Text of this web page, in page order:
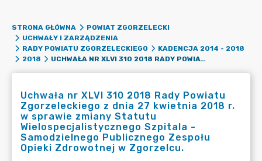
STRONA GŁÓWNA
POWIAT ZGORZELECKI
UCHWAŁY I ZARZĄDZENIA
RADY POWIATU ZGORZELECKIEGO
KADENCJA 2014 - 2018
2018
UCHWAŁA NR XLVI 310 2018 RADY POWIATU ZGORZELECKIEGO Z DNIA 27 KWIETNIA 2018 R. W SPRAWIE ZMIANY STATUTU WIELOSPECJALISTYCZNEGO SZPITALA - SAMODZIELNEGO PUBLICZNEGO ZESPOŁU OPIEKI ZDROWOTNEJ W ZGORZELCU.
Uchwała nr XLVI 310 2018 Rady Powiatu
Zgorzeleckiego z dnia 27 kwietnia 2018 r.
w sprawie zmiany Statutu
Wielospecjalistycznego Szpitala -
Samodzielnego Publicznego Zespołu
Opieki Zdrowotnej w Zgorzelcu.